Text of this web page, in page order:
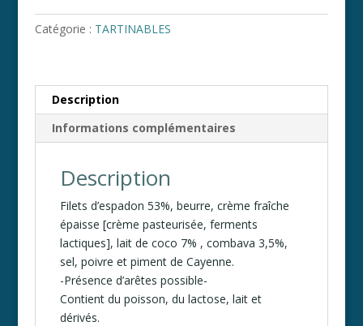
lait
et
combava
r
i
e
:
Catégorie : TARTINABLES
Description
Informations complémentaires
Description
Filets d’espadon 53%, beurre, crème fraîche
épaisse [crème pasteurisée, ferments
lactiques], lait de coco 7% , combava 3,5%,
sel, poivre et piment de Cayenne.
-Présence d’arêtes possible-
Contient du poisson, du lactose, lait et
dérivés.